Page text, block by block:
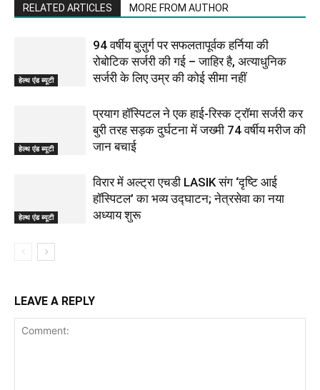
RELATED ARTICLES MORE FROM AUTHOR
हेल्थ एंड ब्यूटी
94 वर्षीय बुज़ुर्ग पर सफलतापूर्वक हर्निया की
रोबोटिक सर्जरी की गई – जाहिर है, अत्याधुनिक
सर्जरी के लिए उम्र की कोई सीमा नहीं
हेल्थ एंड ब्यूटी
प्रयाग हॉस्पिटल ने एक हाई-रिस्क ट्रॉमा सर्जरी कर
बुरी तरह सड़क दुर्घटना में जख्मी 74 वर्षीय मरीज की
जान बचाई
हेल्थ एंड ब्यूटी
विरार में अल्ट्रा एचडी LASIK संग ‘दृष्टि आई
हॉस्पिटल’ का भव्य उद्घाटन; नेत्रसेवा का नया
अध्याय शुरू
LEAVE A REPLY